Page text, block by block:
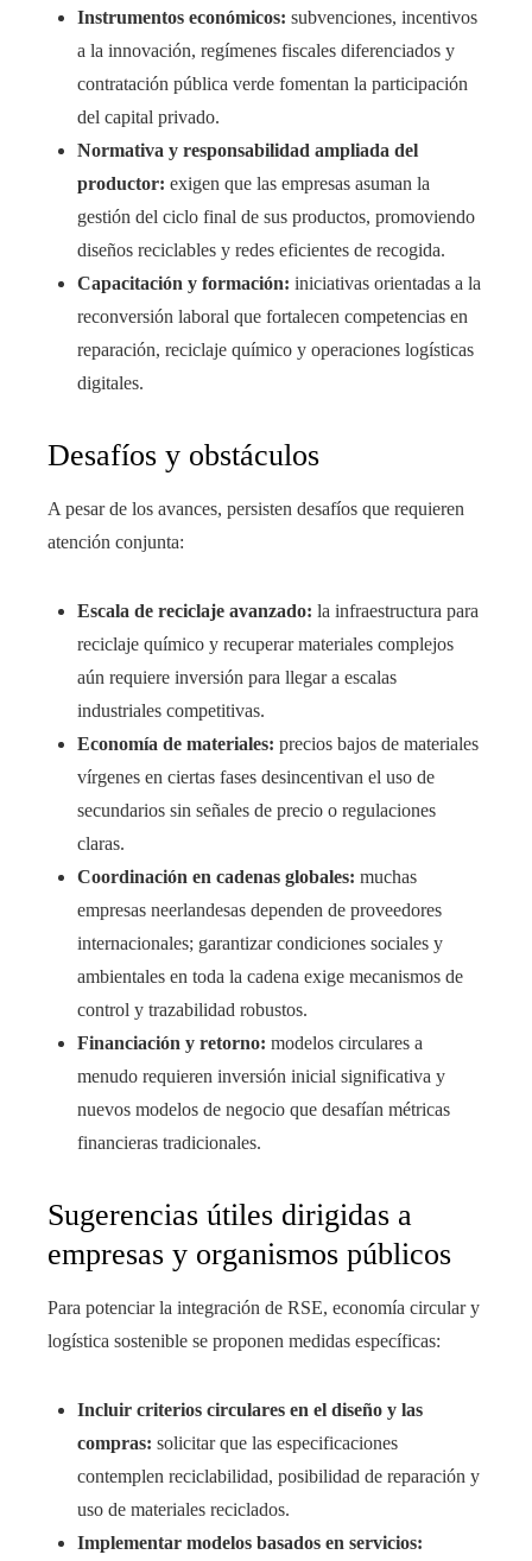
Instrumentos económicos: subvenciones, incentivos
a la innovación, regímenes fiscales diferenciados y
contratación pública verde fomentan la participación
del capital privado.
Normativa y responsabilidad ampliada del
productor: exigen que las empresas asuman la
gestión del ciclo final de sus productos, promoviendo
diseños reciclables y redes eficientes de recogida.
Capacitación y formación: iniciativas orientadas a la
reconversión laboral que fortalecen competencias en
reparación, reciclaje químico y operaciones logísticas
digitales.
Desafíos y obstáculos
A pesar de los avances, persisten desafíos que requieren
atención conjunta:
Escala de reciclaje avanzado: la infraestructura para
reciclaje químico y recuperar materiales complejos
aún requiere inversión para llegar a escalas
industriales competitivas.
Economía de materiales: precios bajos de materiales
vírgenes en ciertas fases desincentivan el uso de
secundarios sin señales de precio o regulaciones
claras.
Coordinación en cadenas globales: muchas
empresas neerlandesas dependen de proveedores
internacionales; garantizar condiciones sociales y
ambientales en toda la cadena exige mecanismos de
control y trazabilidad robustos.
Financiación y retorno: modelos circulares a
menudo requieren inversión inicial significativa y
nuevos modelos de negocio que desafían métricas
financieras tradicionales.
Sugerencias útiles dirigidas a
empresas y organismos públicos
Para potenciar la integración de RSE, economía circular y
logística sostenible se proponen medidas específicas:
Incluir criterios circulares en el diseño y las
compras: solicitar que las especificaciones
contemplen reciclabilidad, posibilidad de reparación y
uso de materiales reciclados.
Implementar modelos basados en servicios: